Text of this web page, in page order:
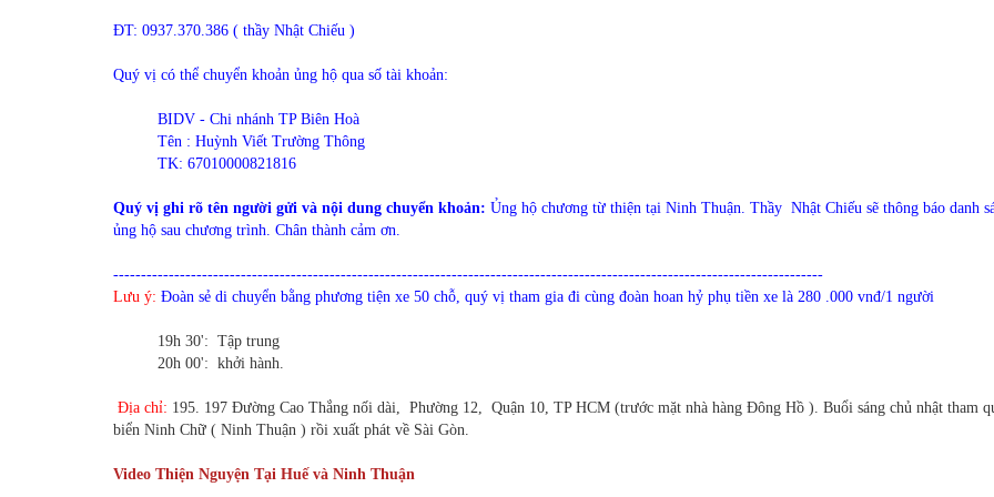
ĐT: 0937.370.386 ( thầy Nhật Chiếu )
Quý vị có thể chuyển khoản ủng hộ qua số tài khoản:
BIDV - Chi nhánh TP Biên Hoà
Tên : Huỳnh Viết Trường Thông
TK: 67010000821816
Quý vị ghi rõ tên người gửi và nội dung chuyển khoản: Ủng hộ chương từ thiện tại Ninh Thuận. Thầy Nhật Chiếu sẽ thông báo danh
ủng hộ sau chương trình. Chân thành cảm ơn.
--------------------------------------------------------------------------------------------------------------------------------
Lưu ý: Đoàn sẻ di chuyển bằng phương tiện xe 50 chỗ, quý vị tham gia đi cùng đoàn hoan hỷ phụ tiền xe là 280 .000 vnđ/1 người
19h 30': Tập trung
20h 00': khởi hành.
Địa chỉ: 195. 197 Đường Cao Thắng nối dài, Phường 12, Quận 10, TP HCM (trước mặt nhà hàng Đông Hồ ). Buổi sáng chủ nhật tham
biển Ninh Chữ ( Ninh Thuận ) rồi xuất phát về Sài Gòn.
Video Thiện Nguyện Tại Huế và Ninh Thuận